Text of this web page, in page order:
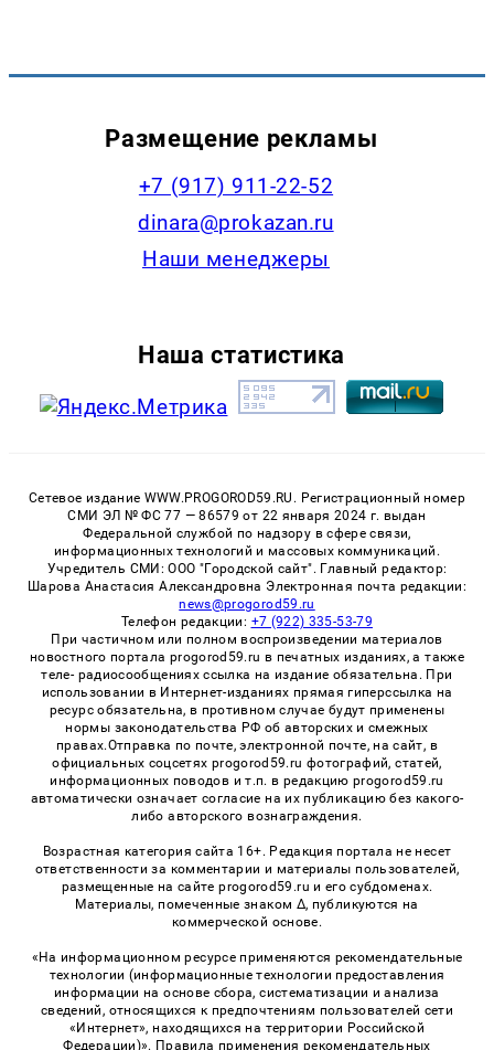
Размещение рекламы
+7 (917) 911-22-52
dinara@prokazan.ru
Наши менеджеры
Наша статистика
Сетевое издание WWW.PROGOROD59.RU. Регистрационный номер
СМИ ЭЛ № ФС 77 — 86579 от 22 января 2024 г. выдан
Федеральной службой по надзору в сфере связи,
информационных технологий и массовых коммуникаций.
Учредитель СМИ: ООО "Городской сайт". Главный редактор:
Шарова Анастасия Александровна Электронная почта редакции:
news@progorod59.ru
Телефон редакции: +7 (922) 335-53-79
При частичном или полном воспроизведении материалов
новостного портала progorod59.ru в печатных изданиях, а также
теле- радиосообщениях ссылка на издание обязательна. При
использовании в Интернет-изданиях прямая гиперссылка на
ресурс обязательна, в противном случае будут применены
нормы законодательства РФ об авторских и смежных
правах.Отправка по почте, электронной почте, на сайт, в
официальных соцсетях progorod59.ru фотографий, статей,
информационных поводов и т.п. в редакцию progorod59.ru
автоматически означает согласие на их публикацию без какого-
либо авторского вознаграждения.
Возрастная категория сайта 16+. Редакция портала не несет
ответственности за комментарии и материалы пользователей,
размещенные на сайте progorod59.ru и его субдоменах.
Материалы, помеченные знаком Δ, публикуются на
коммерческой основе.
«На информационном ресурсе применяются рекомендательные
технологии (информационные технологии предоставления
информации на основе сбора, систематизации и анализа
сведений, относящихся к предпочтениям пользователей сети
«Интернет», находящихся на территории Российской
Федерации)». Правила применения рекомендательных